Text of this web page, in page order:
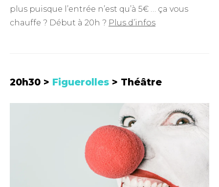
plus puisque l’entrée n’est qu’à 5€ … ça vous
chauffe ? Début à 20h ? Plus d’infos
20h30 > Figuerolles > Théâtre